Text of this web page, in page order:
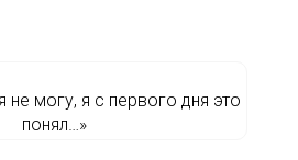
не могу, я с первого дня это
понял…»